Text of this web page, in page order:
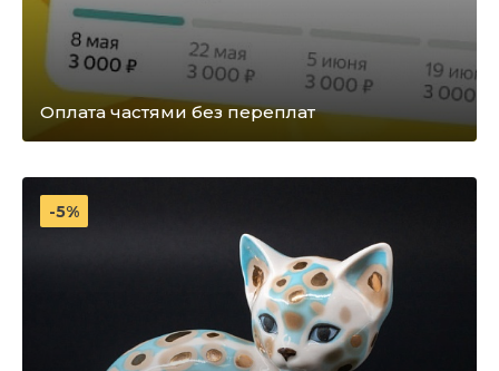
Оплата частями без переплат
-5%